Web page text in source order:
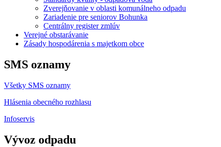
Zverejňovanie v oblasti komunálneho odpadu
Zariadenie pre seniorov Bohunka
Centrálny register zmlúv
Verejné obstarávanie
Zásady hospodárenia s majetkom obce
SMS oznamy
Všetky SMS oznamy
Hlásenia obecného rozhlasu
Infoservis
Vývoz odpadu